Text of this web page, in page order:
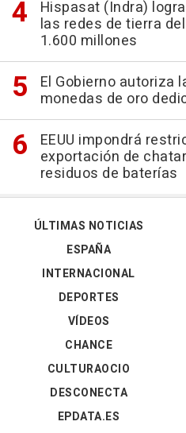
Hispasat (Indra)
las redes de tierra
1.600 millones
El Gobierno autoriza
monedas de oro
EEUU impondrá
exportación de
residuos de baterías
ÚLTIMAS NOTICIAS
ESPAÑA
INTERNACIONAL
DEPORTES
VÍDEOS
CHANCE
CULTURAOCIO
DESCONECTA
EPDATA.ES